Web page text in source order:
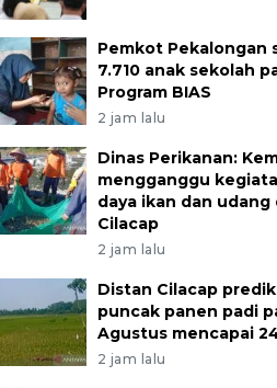
Pemkot Pekalongan
7.710 anak sekolah
Program BIAS
2 jam lalu
Dinas Perikanan:
mengganggu
daya ikan dan udang
Cilacap
2 jam lalu
Distan Cilacap
puncak panen padi
Agustus mencapai
2 jam lalu